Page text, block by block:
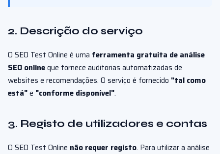
2. Descrição do serviço
O SEO Test Online é uma ferramenta gratuita de análise
SEO onlineque fornece auditorias automatizadas de
websites e recomendações. O serviço é fornecido "tal como
está"e "conforme disponível".
3. Registo de utilizadores e contas
O SEO Test Online não requer registo. Para utilizar a análise